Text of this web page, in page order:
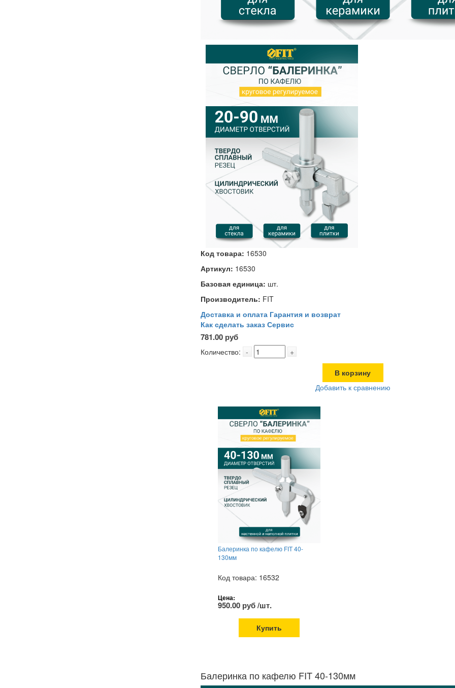
Код товара: 16530
Артикул: 16530
Базовая единица: шт.
Производитель: FIT
Доставка и оплата Гарантия и возврат
Как сделать заказ Сервис
781.00 руб
Количество: - +
В корзину
Добавить к сравнению
Балеринка по кафелю FIT 40-
130мм
Код товара: 16532
Цена:
950.00 руб /шт.
Купить
Балеринка по кафелю FIT 40-130мм